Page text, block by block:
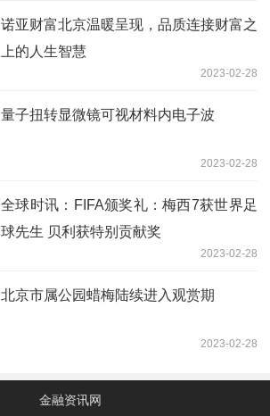
诺亚财富北京温暖呈现，品质连接财富之
上的人生智慧
2023-02-28
量子扭转显微镜可视材料内电子波
2023-02-28
全球时讯：FIFA颁奖礼：梅西7获世界足
球先生 贝利获特别贡献奖
2023-02-28
北京市属公园蜡梅陆续进入观赏期
2023-02-28
金融资讯网